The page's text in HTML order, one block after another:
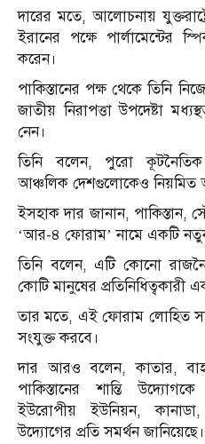
দারের মতে, আলোচনায়
ইরানের পক্ষে পার্লামেন্টের
করেন।
পাকিস্তানের পক্ষ থেকে তিনি
জাতীয় নিরাপত্তা উপদেষ্টা
নেন।
তিনি বলেন, পুরো কূটনৈতিক
আঞ্চলিক দেশগুলোকেও নিয়মিত
ইসহাক দার জানান,
‘আর-৪ ফোরাম’ নামে একটি নতুন
তিনি বলেন, এটি কোনো
কোটি মানুষের
তার মতে, এই ফোরাম লোহিত
সংযুক্ত করবে।
দার আরও বলেন, কাতার,
পাকিস্তানের শান্তি
ইউরোপীয় ইউনিয়ন,
উদ্যোগের প্রতি সমর্থন জানিয়েছে।